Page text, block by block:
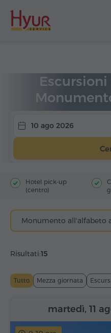
10 ago 2026
Hotel pick-up
(centro)
Monumento all'alfabeto
Risultati:15
Tutto Mezza giornata
martedì, 11